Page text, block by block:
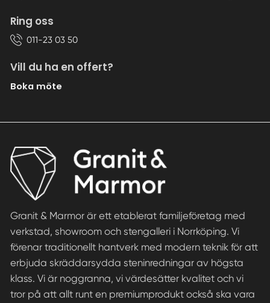
Ring oss
011-23 03 50
Vill du ha en offert?
Boka möte
Granit & Marmor är ett etablerat familjeföretag med
verkstad, showroom och stengalleri i Norrköping. Vi
förenar traditionellt hantverk med modern teknik för att
erbjuda skräddarsydda steninredningar av högsta
klass. Vi är noggranna, vi värdesätter kvalitet och vi
tror på att allt runt en premiumprodukt också ska vara